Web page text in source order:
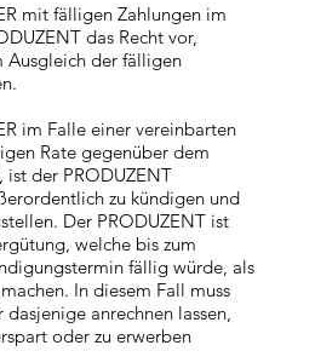
mit fälligen Zahlungen im
das Recht vor,
Ausgleich der fälligen
im Falle einer vereinbarten
Rate gegenüber dem
ist der PRODUZENT
zu kündigen und
Der PRODUZENT ist
welche bis zum
fällig würde, als
In diesem Fall muss
anrechnen lassen,
oder zu erwerben